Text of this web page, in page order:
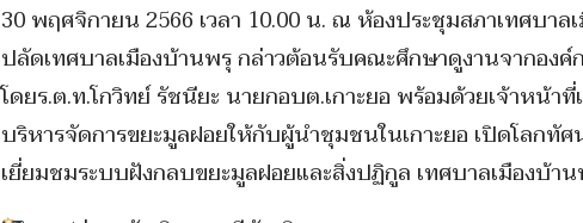
30 พฤศจิกายน 2566 เวลา 10.00 น. ณ ห้องประชุมสภาเทศบา
ปลัดเทศบาลเมืองบ้านพรุ กล่าวต้อนรับคณะศึกษาดูงานจากองค์
โดยร.ต.ท.โกวิทย์ รัชนียะ นายกอบต.เกาะยอ พร้อมด้วยเจ้าหน้
บริหารจัดการขยะมูลฝอยให้กับผู้นำชุมชนในเกาะยอ เปิดโลกทั
เยี่ยมชมระบบฝังกลบขยะมูลฝอยและสิ่งปฏิกูล เทศบาลเมืองบ้า